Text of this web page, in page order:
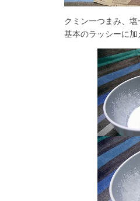
クミン一つまみ、
基本のラッシーに加